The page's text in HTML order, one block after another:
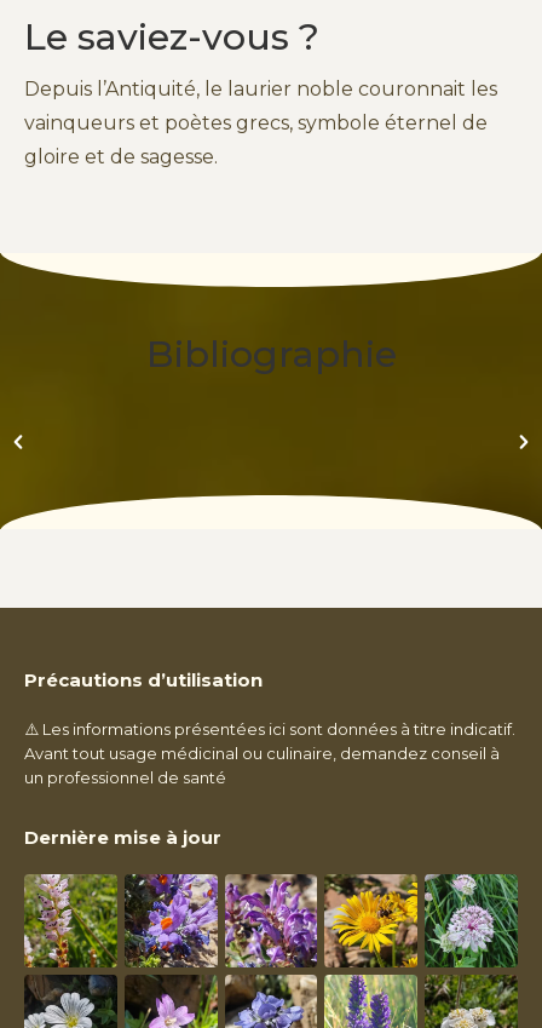
Le saviez-vous ?
Depuis l’Antiquité, le laurier noble couronnait les
vainqueurs et poètes grecs, symbole éternel de
gloire et de sagesse.
Bibliographie
Précautions d’utilisation
⚠️ Les informations présentées ici sont données à titre indicatif.
Avant tout usage médicinal ou culinaire, demandez conseil à
un professionnel de santé
Dernière mise à jour